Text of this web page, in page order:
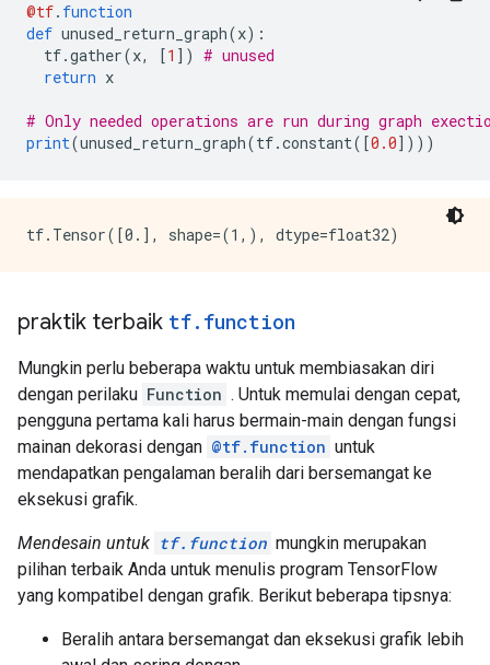
    attr {
      key: "_construction_context"
      value {
        s: "kEagerRuntime"
    }
    arg_attr {
          key: "_output_shapes"
              }
          }
        }
      }
    }
  }
  function {
    signature {
      input_arg {
        name: "cond_identity_1_x"
        type: DT_INT32
      }
        name: "cond_identity"
@tf. function
def unused_return_graph(x):
tf.gather(x, [1 ]) # unused
return x
# Only needed operations are run during graph
print(unused_return_graph(tf.constant([0.0])))
praktik terbaik tf. function
Mungkin perlu beberapa waktu untuk membiasakan diri
dengan perilaku Function . Untuk memulai dengan cepat,
pengguna pertama kali harus bermain-main dengan fungsi
mainan dekorasi dengan @tf.function untuk
mendapatkan pengalaman beralih dari bersemangat ke
eksekusi grafik.
Mendesain untuk tf.function mungkin merupakan
pilihan terbaik Anda untuk menulis program TensorFlow
yang kompatibel dengan grafik. Berikut beberapa tipsnya:
Beralih antara bersemangat dan eksekusi grafik lebih